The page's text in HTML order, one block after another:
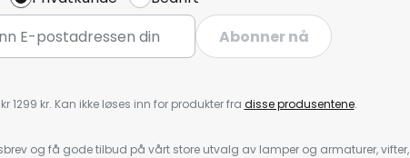
Abonner nå
1299 kr. Kan ikke løses inn for produkter fra disse produsentene.
og få gode tilbud på vårt store utvalg av lamper og armaturer, vifter,